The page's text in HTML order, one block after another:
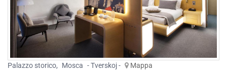
Palazzo storico, Mosca - Tverskoj -
Mappa